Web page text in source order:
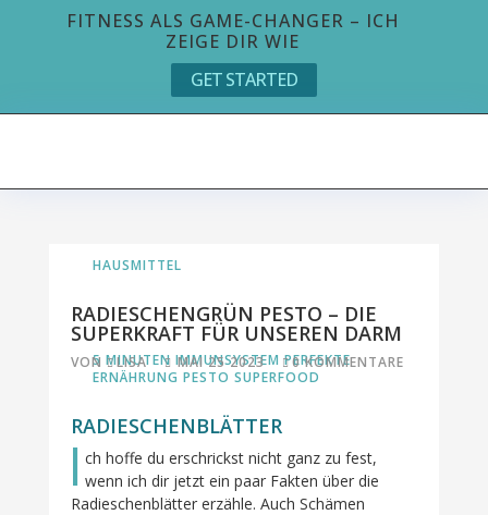
FITNESS ALS GAME-CHANGER – ICH
ZEIGE DIR WIE
GET STARTED
HAUSMITTEL
RADIESCHENGRÜN PESTO – DIE
SUPERKRAFT FÜR UNSEREN DARM
VON LISA MAI 25 2023 0 KOMMENTARE
5 MINUTEN IMMUNSYSTEM PERFEKTE
ERNÄHRUNG PESTO SUPERFOOD
RADIESCHENBLÄTTER
I ch hoffe du erschrickst nicht ganz zu fest,
wenn ich dir jetzt ein paar Fakten über die
Radieschenblätter erzähle. Auch Schämen